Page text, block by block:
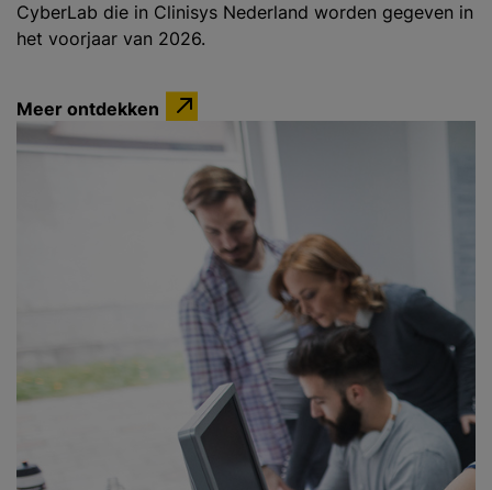
CyberLab die in Clinisys Nederland worden gegeven in
het voorjaar van 2026.
Meer ontdekken